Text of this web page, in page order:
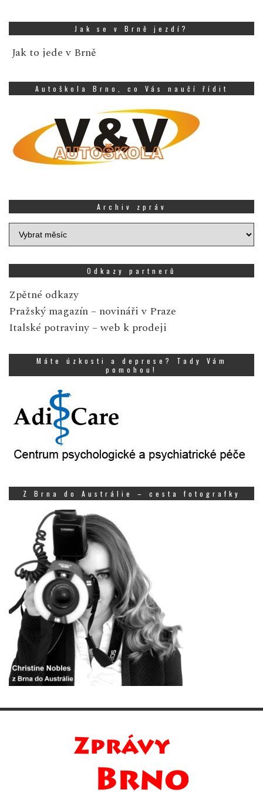
Jak se v Brně jezdí?
Jak to jede v Brně
Autoškola Brno, co Vás naučí řídit
Archiv zpráv
Archiv
zpráv
Odkazy partnerů
Zpětné odkazy
Pražský magazín – novináři v Praze
Italské potraviny – web k prodeji
Máte úzkosti a deprese? Tady Vám
pomohou!
Z Brna do Austrálie – cesta fotografky